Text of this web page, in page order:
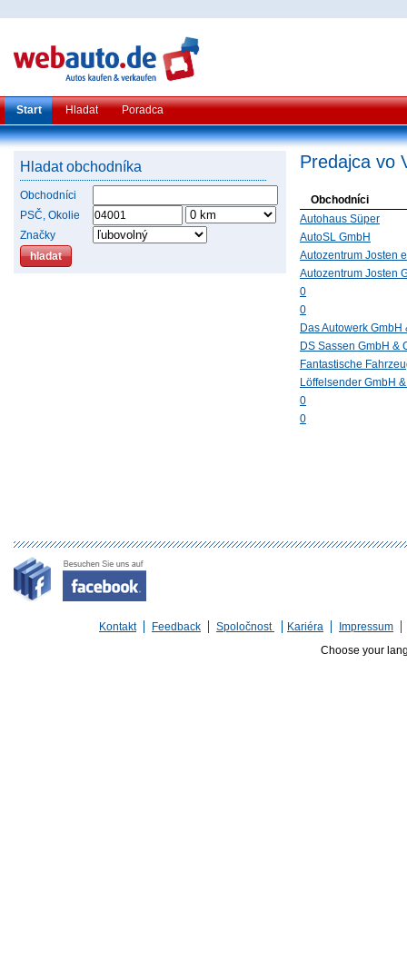
Start Hladat Poradca
Hladat obchodníka
Obchodníci
PSČ, Okolie
Značky
Predajca vo
Obchodníci
Autohaus Süper
AutoSL GmbH
Autozentrum Josten
Autozentrum Josten
0
0
Das Autowerk GmbH
DS Sassen GmbH &
Fantastische
Löffelsender GmbH
0
0
Kontakt Feedback Spoločnost Kariéra
Impressum
Choose your